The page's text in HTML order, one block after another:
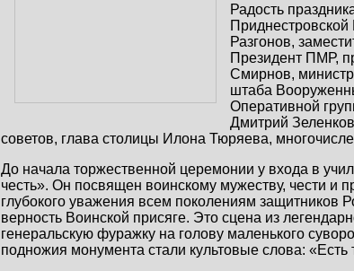
Радость
Разгонов,
Президент ПМР,
Смирнов,
штаба
Оперативной
Дмитрий
советов, глава столицы Илона Тюряева,
До начала торжественной церемонии у входа в
честь». Он посвящен воинскому мужеству, чести
глубокого уважения всем поколениям защитников
верность Воинской присяге. Это сцена из
генеральскую фуражку на голову маленького
подножия монумента стали культовые слова: